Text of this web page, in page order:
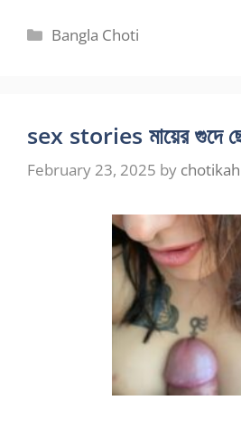
Categories
Bangla Choti
sex stories মায়ের গুদে
February 23, 2025 by